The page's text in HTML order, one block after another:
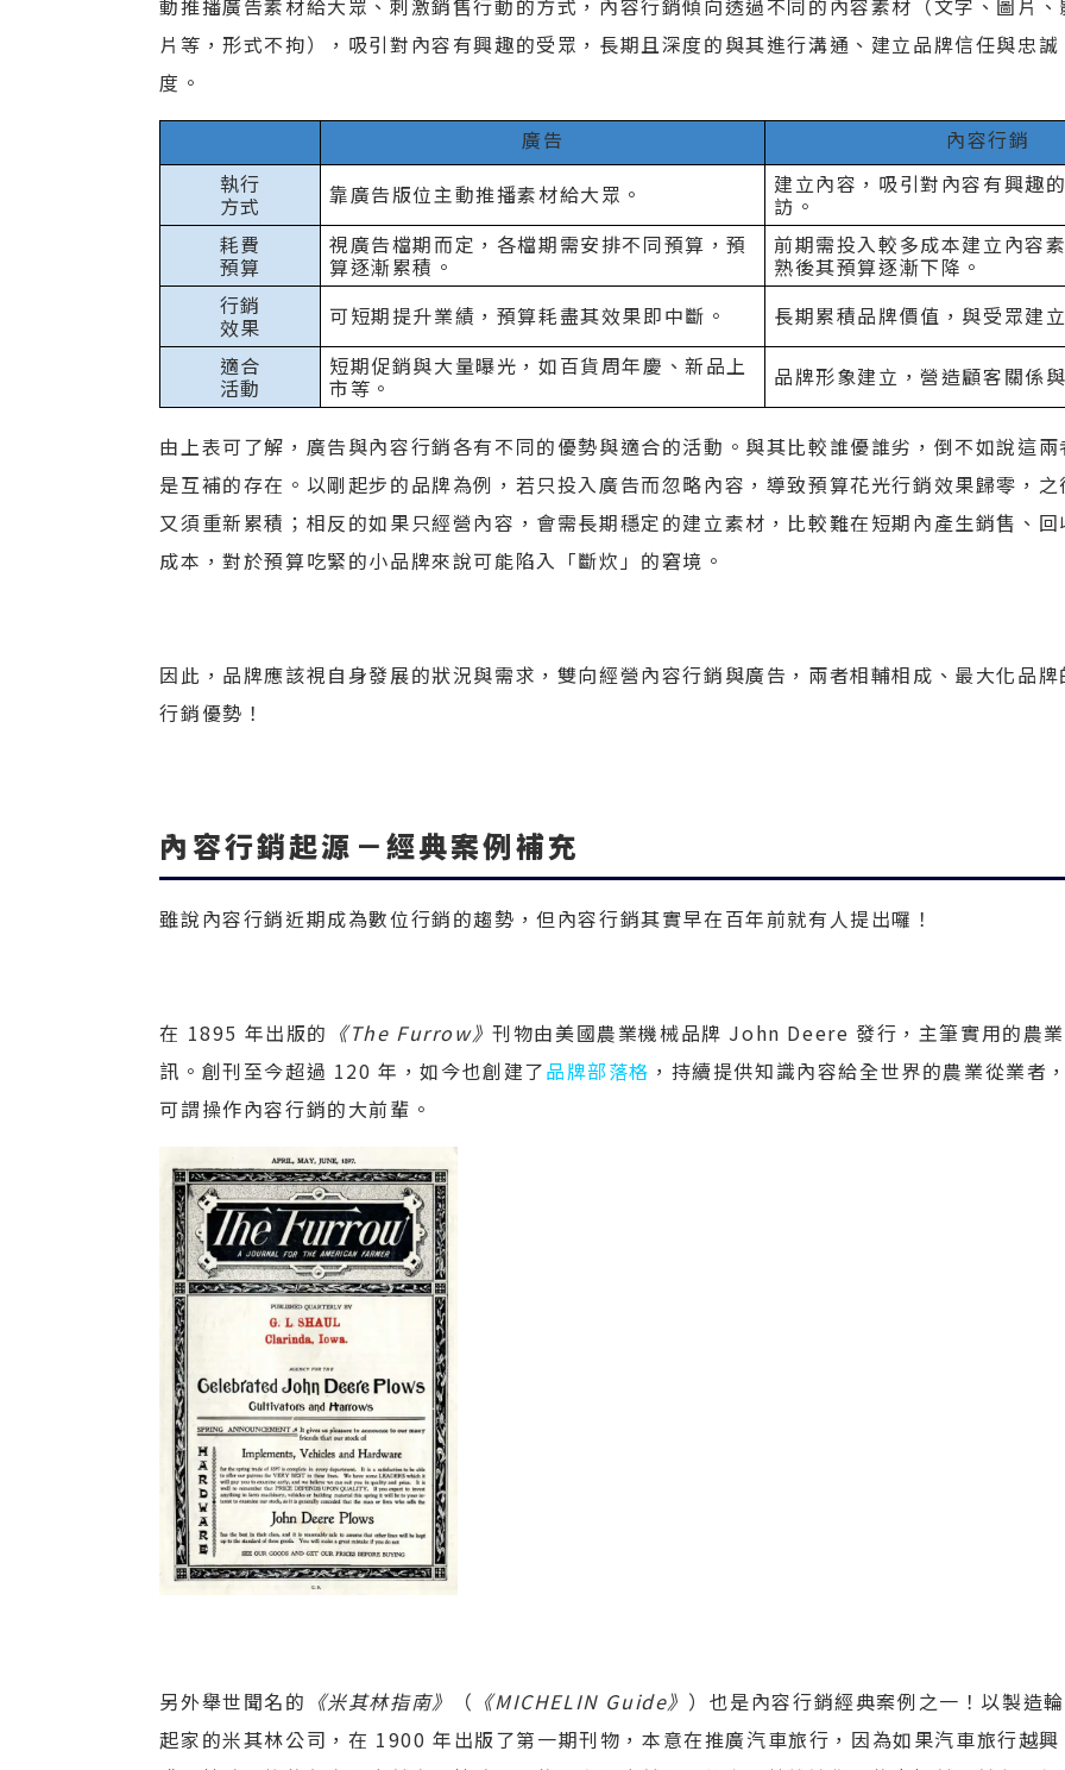
動推播廣告素材給大眾、刺激銷售行動的方式，內容行銷傾向透過不同的內容素材（文字、圖片、
片等，形式不拘），吸引對內容有興趣的受眾，長期且深度的與其進行溝通、建立品牌信任與忠誠
度。
廣告
內容行銷
執行
方式 靠廣告版位主動推播素材給大眾。 建立內容，吸引對內容有興趣
訪。
耗費
預算
視廣告檔期而定，各檔期需安排不同預算，預
算逐漸累積。
前期需投入較多成本建立內容
熟後其預算逐漸下降。
行銷
效果 可短期提升業績，預算耗盡其效果即中斷。
長期累積品牌價值，與受眾建
適合
活動
短期促銷與大量曝光，如百貨周年慶、新品上
市等。 品牌形象建立，營造顧客關係
由上表可了解，廣告與內容行銷各有不同的優勢與適合的活動。與其比較誰優誰劣，倒不如說這兩
是互補的存在。以剛起步的品牌為例，若只投入廣告而忽略內容，導致預算花光行銷效果歸零，之
又須重新累積；相反的如果只經營內容，會需長期穩定的建立素材，比較難在短期內產生銷售、回
成本，對於預算吃緊的小品牌來說可能陷入「斷炊」的窘境。
因此，品牌應該視自身發展的狀況與需求，雙向經營內容行銷與廣告，兩者相輔相成、最大化品牌
行銷優勢！
內容行銷起源－經典案例補充
雖說內容行銷近期成為數位行銷的趨勢，但內容行銷其實早在百年前就有人提出囉！
在 1895 年出版的 《The Furrow》刊物由美國農業機械品牌 John Deere 發行，主筆實用的農
訊。創刊至今超過 120 年，如今也創建了品牌部落格 ，持續提供知識內容給全世界的農業從業者
可謂操作內容行銷的大前輩。
另外舉世聞名的 《米其林指南》 （ 《MICHELIN Guide》 ）也是內容行銷經典案例之一！以製造
起家的米其林公司，在 1900 年出版了第一期刊物，本意在推廣汽車旅行，因為如果汽車旅行越興